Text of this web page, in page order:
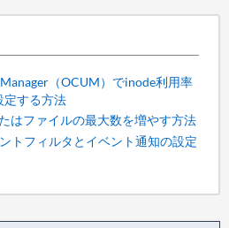
（OCUM）でinode利用率
定する方法
はファイルの最大数を増やす方法
トフィルタとイベント通知の設定